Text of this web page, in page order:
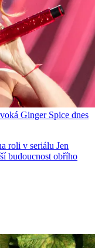
Ginger Spice dnes
roli v seriálu Jen
budoucnost obřího